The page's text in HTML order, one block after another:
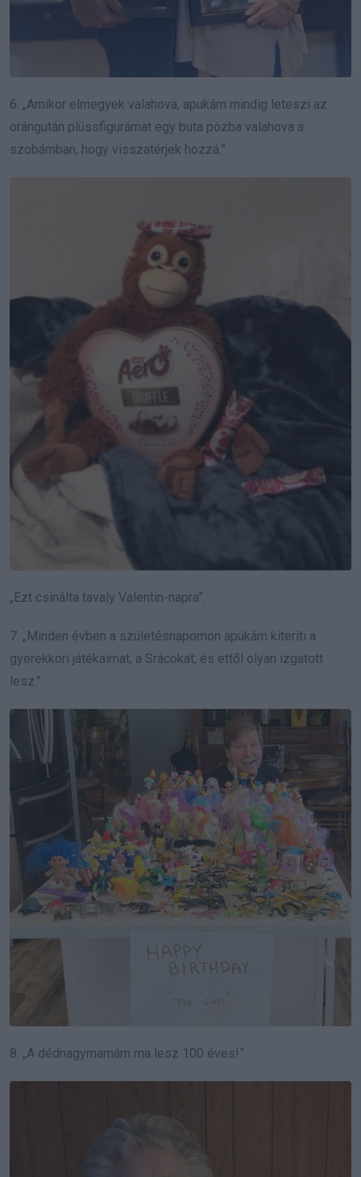
6. „Amikor elmegyek valahova, apukám mindig leteszi az
orángután plüssfigurámat egy buta pózba valahova a
szobámban, hogy visszatérjek hozzá.”
„Ezt csinálta tavaly Valentin-napra”.
7. „Minden évben a születésnapomon apukám kiteríti a
gyerekkori játékaimat, a Srácokat, és ettől olyan izgatott
lesz.”
8. „A dédnagymamám ma lesz 100 éves!”